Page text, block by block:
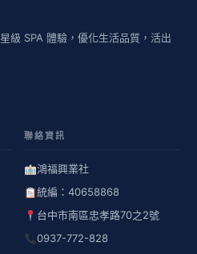
級 SPA 體驗，優化生活品質，活出
聯絡資訊
鴻福興業社
統編：40658868
台中市南區忠孝路70之2號
0937-772-828